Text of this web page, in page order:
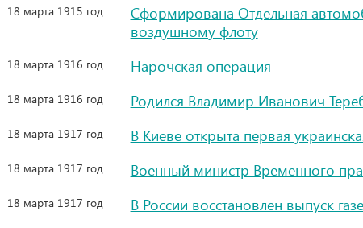
18 марта 1915 год
Сформирована Отдельная
воздушному флоту
18 марта 1916 год Нарочская операция
18 марта 1916 год Родился Владимир Иванович
18 марта 1917 год В Киеве открыта первая
18 марта 1917 год Военный министр Временного
18 марта 1917 год В России восстановлен выпуск